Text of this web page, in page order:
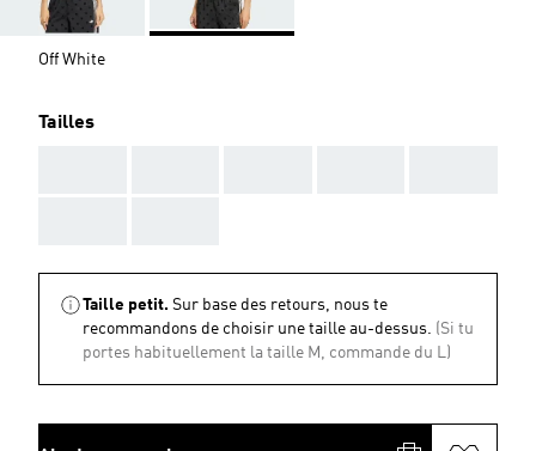
Off White
Tailles
Taille petit. Sur base des retours, nous te
recommandons de choisir une taille au-dessus. (Si tu
portes habituellement la taille M, commande du L)